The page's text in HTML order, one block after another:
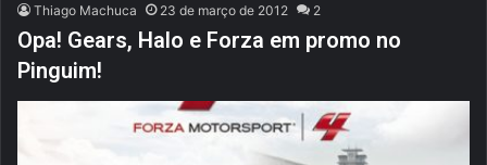
Thiago Machuca 23 de março de 2012 2
Opa! Gears, Halo e Forza em promo no
Pinguim!